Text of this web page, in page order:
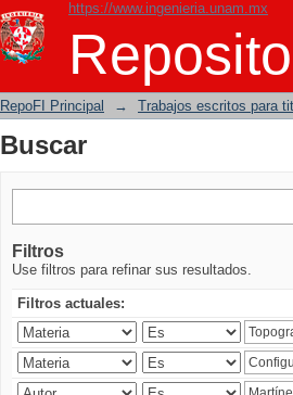
https://www.ingenieria.unam.mx
Buscar
RepoFI Principal → Trabajos escritos para
Buscar
Filtros
Use filtros para refinar sus resultados.
Filtros actuales: